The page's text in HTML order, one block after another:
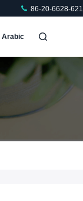
86-20-6628-
Arabic